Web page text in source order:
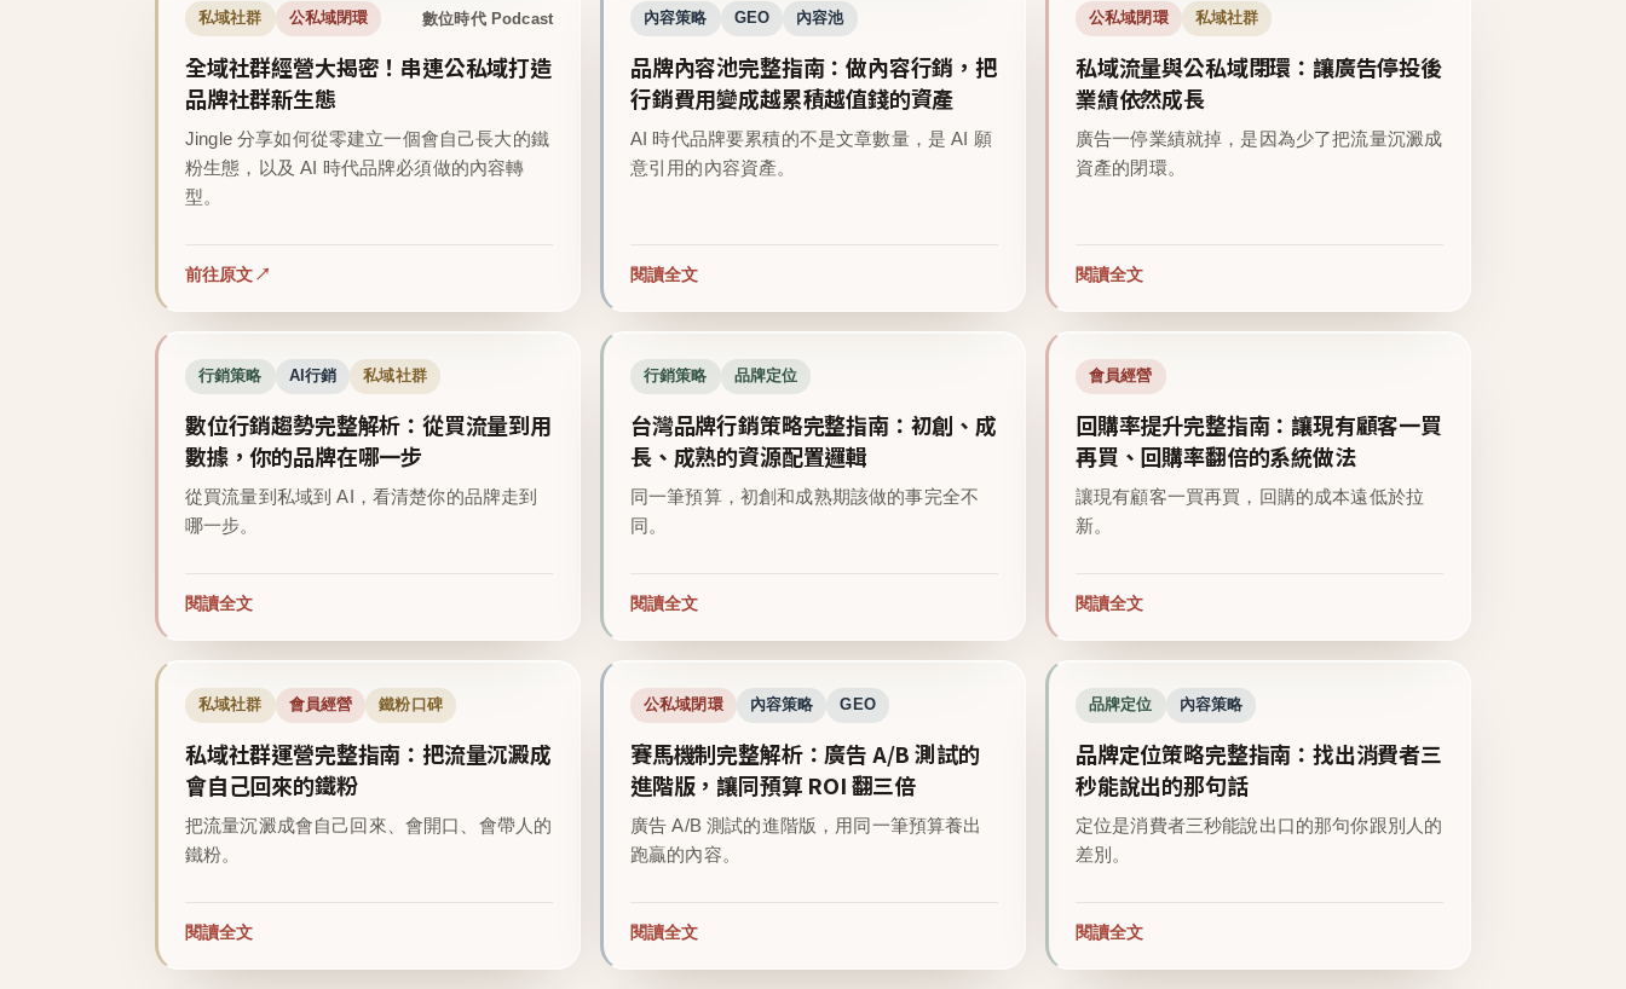
私域社群 公私域閉環 數位時代 Podcast
全域社群經營大揭密！串連公私域打造
品牌社群新生態
Jingle 分享如何從零建立一個會自己長大的鐵
粉生態，以及 AI 時代品牌必須做的內容轉
型。
前往原文
內容策略 GEO 內容池
品牌內容池完整指南：做內容行銷，把
行銷費用變成越累積越值錢的資產
AI 時代品牌要累積的不是文章數量，是 AI 願
意引用的內容資產。
閱讀全文
公私域閉環 私域社群
私域流量與公私域閉環：讓廣告停投後
業績依然成長
廣告一停業績就掉，是因為少了把流量沉澱成
資產的閉環。
閱讀全文
行銷策略 AI行銷 私域社群
數位行銷趨勢完整解析：從買流量到用
數據，你的品牌在哪一步
從買流量到私域到 AI，看清楚你的品牌走到
哪一步。
閱讀全文
行銷策略 品牌定位
台灣品牌行銷策略完整指南：初創、成
長、成熟的資源配置邏輯
同一筆預算，初創和成熟期該做的事完全不
同。
閱讀全文
會員經營
回購率提升完整指南：讓現有顧客一買
再買、回購率翻倍的系統做法
讓現有顧客一買再買，回購的成本遠低於拉
新。
閱讀全文
私域社群 會員經營 鐵粉口碑
私域社群運營完整指南：把流量沉澱成
會自己回來的鐵粉
把流量沉澱成會自己回來、會開口、會帶人的
鐵粉。
閱讀全文
公私域閉環 內容策略 GEO
賽馬機制完整解析：廣告 A/B 測試的
進階版，讓同預算 ROI 翻三倍
廣告 A/B 測試的進階版，用同一筆預算養出
跑贏的內容。
閱讀全文
品牌定位 內容策略
品牌定位策略完整指南：找出消費者三
秒能說出的那句話
定位是消費者三秒能說出口的那句你跟別人的
差別。
閱讀全文